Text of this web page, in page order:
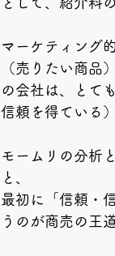
マーケティング
（売りたい商品
の会社は、とて
信頼を得ている
モームリの分析
と、
最初に「信頼・
うのが商売の王